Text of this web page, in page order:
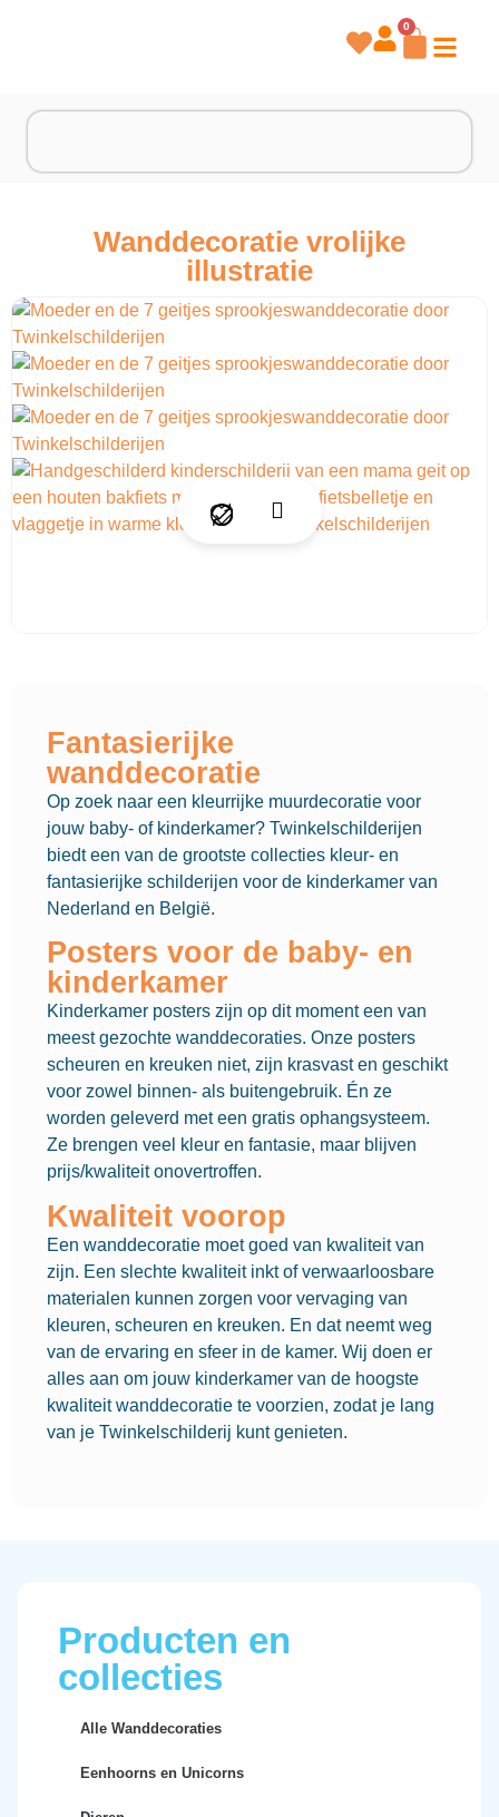
0
Wanddecoratie vrolijke
illustratie
Fantasierijke
wanddecoratie
Op zoek naar een kleurrijke muurdecoratie voor
jouw baby- of kinderkamer? Twinkelschilderijen
biedt een van de grootste collecties kleur- en
fantasierijke schilderijen voor de kinderkamer van
Nederland en België.
Posters voor de baby- en
kinderkamer
Kinderkamer posters zijn op dit moment een van
meest gezochte wanddecoraties. Onze posters
scheuren en kreuken niet, zijn krasvast en geschikt
voor zowel binnen- als buitengebruik. Én ze
worden geleverd met een gratis ophangsysteem.
Ze brengen veel kleur en fantasie, maar blijven
prijs/kwaliteit onovertroffen.
Kwaliteit voorop
Een wanddecoratie moet goed van kwaliteit van
zijn. Een slechte kwaliteit inkt of verwaarloosbare
materialen kunnen zorgen voor vervaging van
kleuren, scheuren en kreuken. En dat neemt weg
van de ervaring en sfeer in de kamer. Wij doen er
alles aan om jouw kinderkamer van de hoogste
kwaliteit wanddecoratie te voorzien, zodat je lang
van je Twinkelschilderij kunt genieten.
Producten en
collecties
Alle Wanddecoraties
Eenhoorns en Unicorns